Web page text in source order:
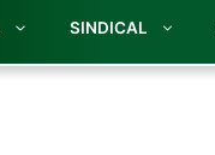
SINDICAL